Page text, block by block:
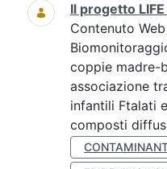
Il progetto LIFE
Contenuto Web
coppie madre-
associazione
infantili Ftalati
composti